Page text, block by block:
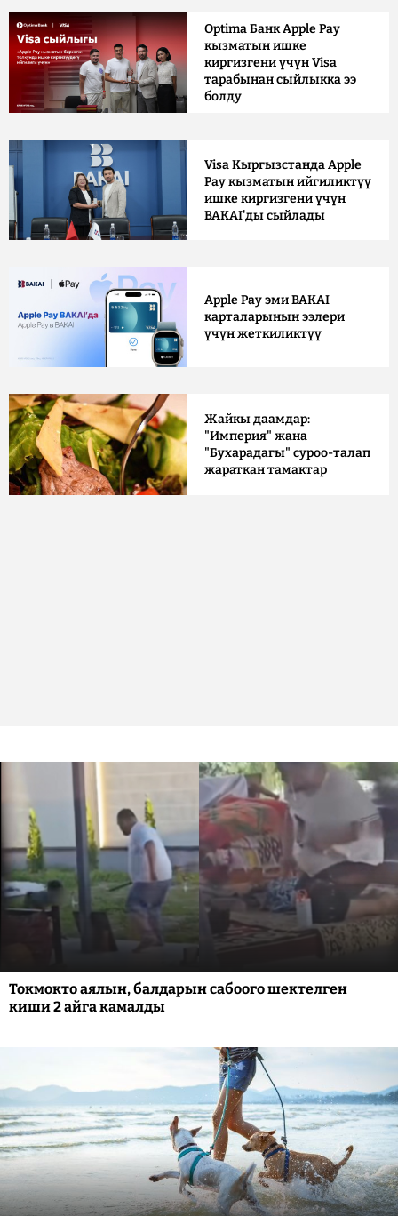
Optima Банк Apple Pay
кызматын ишке
киргизгени үчүн Visa
тарабынан сыйлыкка ээ
болду
Visa Кыргызстанда Apple
Pay кызматын ийгиликтүү
ишке киргизгени үчүн
BAKAI'ды сыйлады
Apple Pay эми BAKAI
карталарынын ээлери
үчүн жеткиликтүү
Жайкы даамдар:
"Империя" жана
"Бухарадагы" суроо-талап
жараткан тамактар
Токмокто аялын, балдарын сабоого шектелген
киши 2 айга камалды